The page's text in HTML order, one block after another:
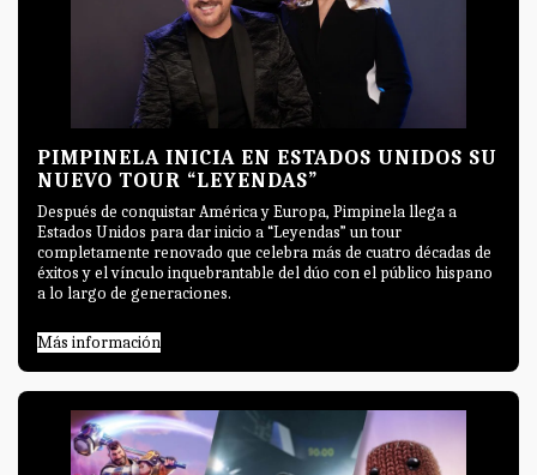
PIMPINELA INICIA EN ESTADOS UNIDOS SU
NUEVO TOUR “LEYENDAS”
Después de conquistar América y Europa, Pimpinela llega a
Estados Unidos para dar inicio a “Leyendas” un tour
completamente renovado que celebra más de cuatro décadas de
éxitos y el vínculo inquebrantable del dúo con el público hispano
a lo largo de generaciones.
Más información